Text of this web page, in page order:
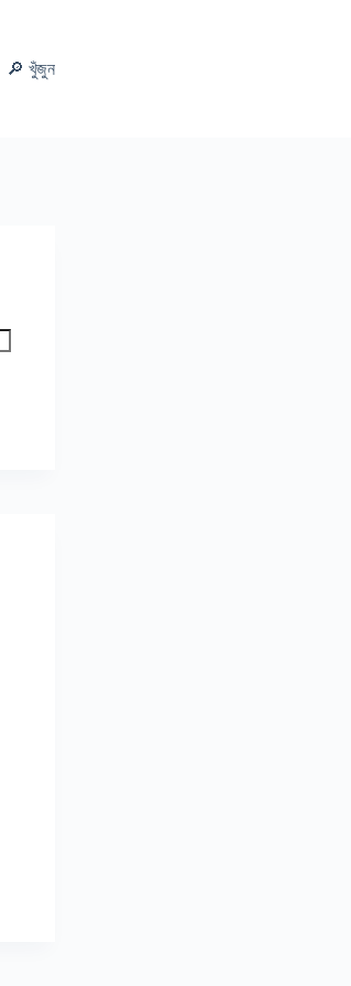
🔎 খুঁজুন